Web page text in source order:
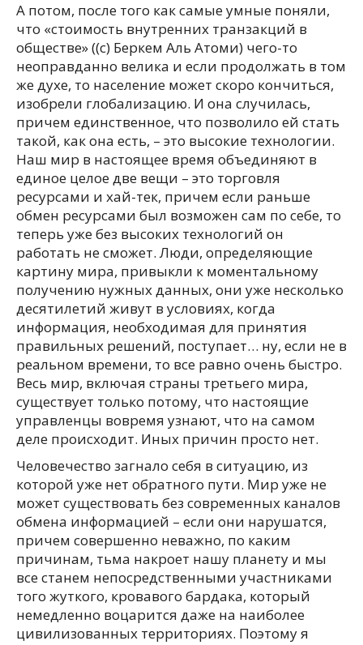
А потом, после того как самые умные поняли,
что «стоимость внутренних транзакций в
обществе» ((с) Беркем Аль Атоми) чего-то
неоправданно велика и если продолжать в том
же духе, то население может скоро кончиться,
изобрели глобализацию. И она случилась,
причем единственное, что позволило ей стать
такой, как она есть, – это высокие технологии.
Наш мир в настоящее время объединяют в
единое целое две вещи – это торговля
ресурсами и хай-тек, причем если раньше
обмен ресурсами был возможен сам по себе, то
теперь уже без высоких технологий он
работать не сможет. Люди, определяющие
картину мира, привыкли к моментальному
получению нужных данных, они уже несколько
десятилетий живут в условиях, когда
информация, необходимая для принятия
правильных решений, поступает… ну, если не в
реальном времени, то все равно очень быстро.
Весь мир, включая страны третьего мира,
существует только потому, что настоящие
управленцы вовремя узнают, что на самом
деле происходит. Иных причин просто нет.
Человечество загнало себя в ситуацию, из
которой уже нет обратного пути. Мир уже не
может существовать без современных каналов
обмена информацией – если они нарушатся,
причем совершенно неважно, по каким
причинам, тьма накроет нашу планету и мы
все станем непосредственными участниками
того жуткого, кровавого бардака, который
немедленно воцарится даже на наиболее
цивилизованных территориях. Поэтому я